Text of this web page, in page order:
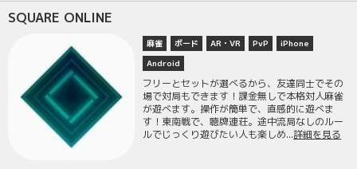
SQUARE ONLINE
麻雀 ボード AR・VR PvP
iPhone
Android
フリーとセットが選べるから、友達同士でその
場で対局もできます！課金無しで本格対人麻雀
が遊べます。操作が簡単で、直感的に遊べま
す！東南戦で、聴牌連荘。途中流局なしのルー
ルでじっくり遊びたい人も楽しめ...詳細を見る